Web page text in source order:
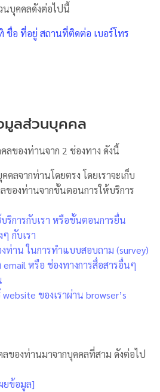
นบุคคลดังต่อไปนี้
ชื่อ ที่อยู่ สถานที่ติดต่อ เบอร์โทร
มูลส่วนบุคคล
ลของท่านจาก 2 ช่องทาง ดังนี้
คลจากท่านโดยตรง โดยเราจะเก็บ
ของท่านจากขั้นตอนการให้บริการ
ริการกับเรา หรือขั้นตอนการยื่น
กับเรา
ท่าน ในการทำแบบสอบถาม (survey)
หรือ ช่องทางการสื่อสารอื่นๆ
ของเราผ่าน browser’s
ลของท่านมาจากบุคคลที่สาม ดังต่อไป
ยข้อมูล]